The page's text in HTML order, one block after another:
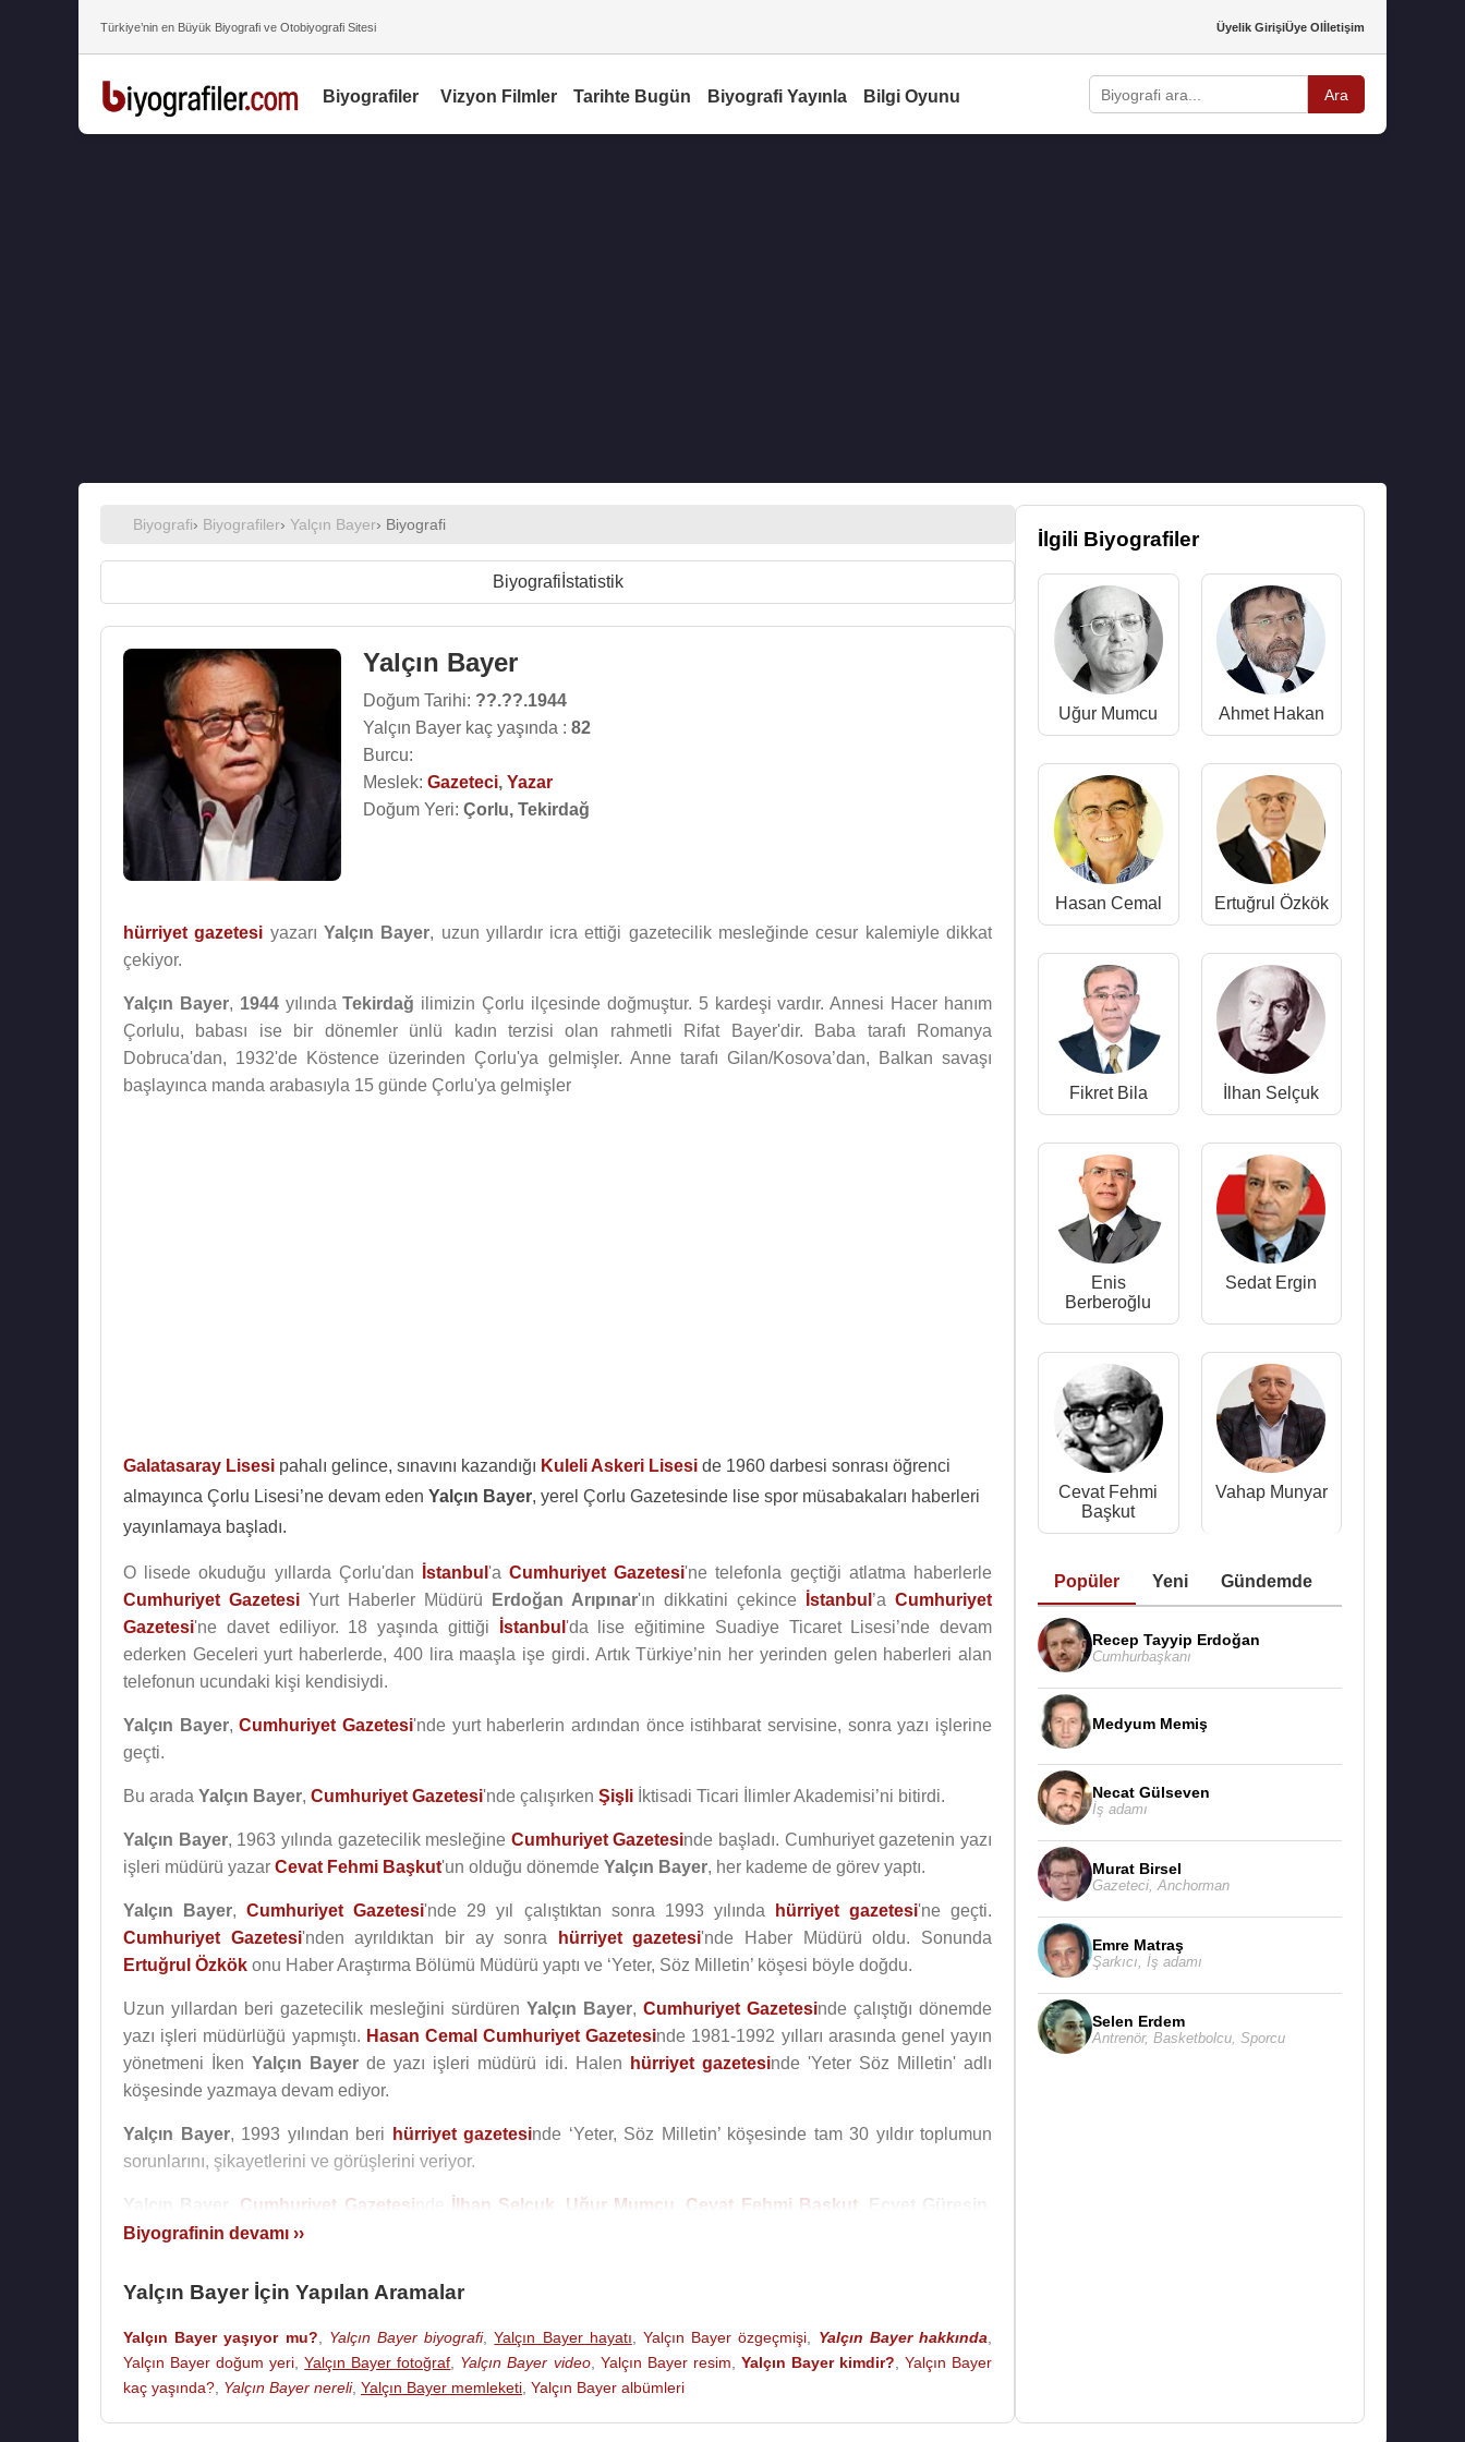
Türkiye’nin en Büyük Biyografi ve Otobiyografi Sitesi Üyelik GirişiÜye Olİletişim
Biyografiler Vizyon Filmler Tarihte Bugün Biyografi Yayınla Bilgi Oyunu Ara
Biyografi› Biyografiler› Yalçın Bayer› Biyografi
Biyografi İstatistik
Yalçın Bayer
Doğum Tarihi: ??.??.1944
Yalçın Bayer kaç yaşında : 82
Burcu:
Meslek: Gazeteci, Yazar
Doğum Yeri: Çorlu, Tekirdağ
hürriyet gazetesi yazarı Yalçın Bayer, uzun yıllardır icra ettiği gazetecilik mesleğinde cesur kalemiyle dikkat
çekiyor.
Yalçın Bayer, 1944yılındaTekirdağ ilimizin Çorlu ilçesinde doğmuştur. 5 kardeşi vardır. Annesi Hacer hanım
Çorlulu, babası ise bir dönemler ünlü kadın terzisi olan rahmetli Rifat Bayer'dir. Baba tarafı Romanya
Dobruca'dan, 1932'de Köstence üzerinden Çorlu'ya gelmişler. Anne tarafı Gilan/Kosova’dan, Balkan savaşı
başlayınca manda arabasıyla 15 günde Çorlu'ya gelmişler
Galatasaray Lisesi pahalı gelince, sınavını kazandığı Kuleli Askeri Lisesi de 1960 darbesi sonrası öğrenci
almayınca Çorlu Lisesi’ne devam eden Yalçın Bayer, yerel Çorlu Gazetesinde lise spor müsabakaları haberleri
yayınlamaya başladı.
O lisede okuduğu yıllarda Çorlu'dan İstanbul 'aCumhuriyet Gazetesi'ne telefonla geçtiği atlatma haberlerle
Cumhuriyet Gazetesi Yurt Haberler Müdürü Erdoğan Arıpınar'ın dikkatini çekince İstanbul ’a Cumhuriyet
Gazetesi'ne davet ediliyor. 18 yaşında gittiği İstanbul 'da lise eğitimine Suadiye Ticaret Lisesi’nde devam
ederken Geceleri yurt haberlerde, 400 lira maaşla işe girdi. Artık Türkiye’nin her yerinden gelen haberleri alan
telefonun ucundaki kişi kendisiydi.
Yalçın Bayer,Cumhuriyet Gazetesi'nde yurt haberlerin ardından önce istihbarat servisine, sonra yazı işlerine
geçti.
Bu arada Yalçın Bayer, Cumhuriyet Gazetesi'nde çalışırken Şişli İktisadi Ticari İlimler Akademisi’ni bitirdi.
Yalçın Bayer, 1963 yılında gazetecilik mesleğine Cumhuriyet Gazetesinde başladı. Cumhuriyet gazetenin yazı
işleri müdürü yazar Cevat Fehmi Başkut'un olduğu dönemde Yalçın Bayer, her kademe de görev yaptı.
Yalçın Bayer,Cumhuriyet Gazetesi'nde 29 yıl çalıştıktan sonra 1993 yılında hürriyet gazetesi'ne geçti.
Cumhuriyet Gazetesi'nden ayrıldıktan bir ay sonra hürriyet gazetesi'nde Haber Müdürü oldu. Sonunda
Ertuğrul Özkök onu Haber Araştırma Bölümü Müdürü yaptı ve ‘Yeter, Söz Milletin’ köşesi böyle doğdu.
Uzun yıllardan beri gazetecilik mesleğini sürdüren Yalçın Bayer, Cumhuriyet Gazetesinde çalıştığı dönemde
yazı işleri müdürlüğü yapmıştı. Hasan Cemal Cumhuriyet Gazetesinde 1981-1992 yılları arasında genel yayın
yönetmeni İkenYalçın Bayer de yazı işleri müdürü idi. Halen hürriyet gazetesinde 'Yeter Söz Milletin' adlı
köşesinde yazmaya devam ediyor.
Yalçın Bayer, 1993 yılından beri hürriyet gazetesinde ‘Yeter, Söz Milletin’ köşesinde tam 30 yıldır toplumun
sorunlarını, şikayetlerini ve görüşlerini veriyor.
Cumhuriyet Gazetesi İlhan Selçuk Uğur Mumcu Cevat Fehmi Başkut,
Oktay Kurtböke,Hasan Cemal
Yalçın Bayer, Türkân Tülümen ile 21 haziran 1975 tarihinde Çorlu Subay Orduevinde evlendi.
1 Temmuz 2013 Türkiye Gazeteciler Federasyonuİsmail SivriGazetecilik Yarışması'nda 7 gazeteci ödül alırken,
İsmail Sivri Meslek Onur Ödülü Hürriyet Gazetesi Yazarı Yalçın Bayer'e verildi.
Biyografinin devamı ››
Yalçın Bayer İçin Yapılan Aramalar
Yalçın Bayer yaşıyor mu? Yalçın Bayer biyografi,Yalçın Bayer hayatı ,Yalçın Bayer özgeçmişi Yalçın Bayer hakkında
Yalçın Bayer doğum yeri ,Yalçın Bayer fotoğraf Yalçın Bayer video, Yalçın Bayer resim Yalçın Bayer kimdir?
Yalçın Bayer
kaç yaşında? Yalçın Bayer nereli, Yalçın Bayer memleketi Yalçın Bayer albümleri
İlgili Biyografiler
Uğur Mumcu Ahmet Hakan
Hasan Cemal Ertuğrul Özkök
Fikret Bila İlhan Selçuk
Enis
Berberoğlu
Sedat Ergin
Cevat Fehmi
Başkut
Vahap Munyar
Popüler Yeni Gündemde
Recep Tayyip Erdoğan
Cumhurbaşkanı
Medyum Memiş
Necat Gülseven
İş adamı
Murat Birsel
Gazeteci Anchorman
Emre Matraş
Şarkıcı İş adamı
Selen Erdem
Antrenör, Basketbolcu Sporcu